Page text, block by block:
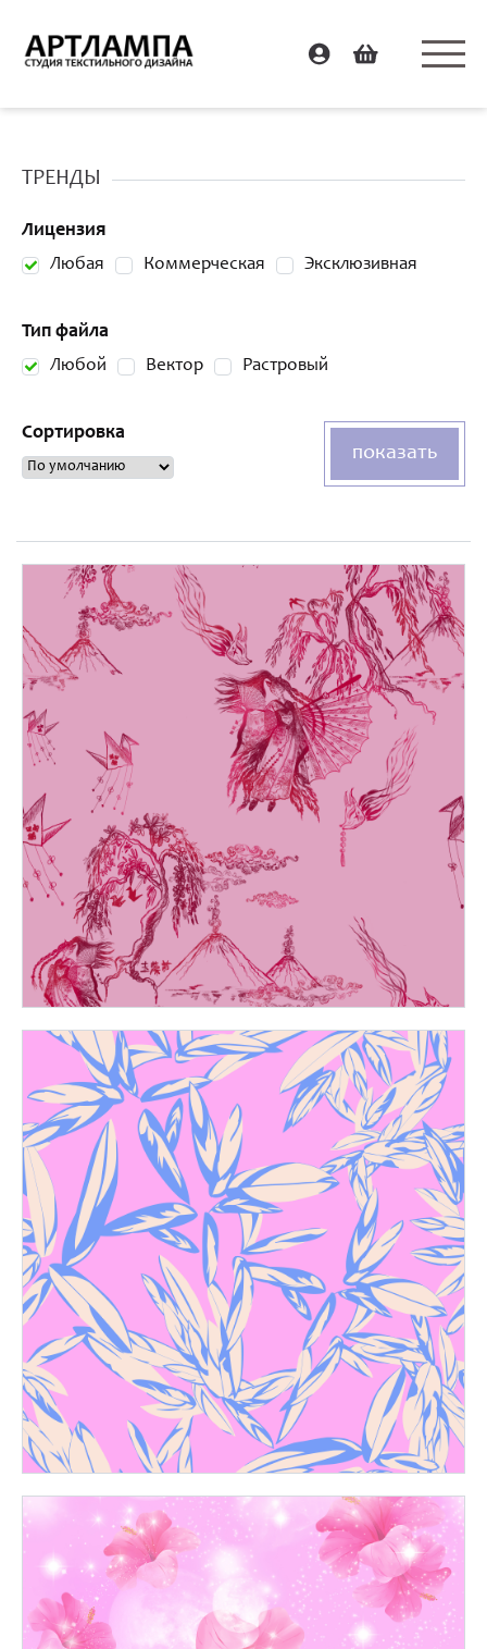
ТРЕНДЫ
Лицензия
Любая Коммерческая Эксклюзивная
Тип файла
Любой Вектор Растровый
Сортировка
показать